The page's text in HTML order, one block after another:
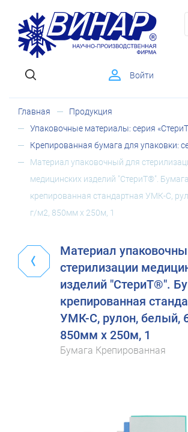
Войти
Главная
Продукция
Упаковочные материалы: серия
Крепированная бумага для упаковки:
Материал упаковочный для
медицинских изделий "СтериТ®". Бумага
крепированная стандартная УМК-С,
г/м2, 850мм х 250м, 1
Материал
стерилизации
изделий "СтериТ®".
крепированная
УМК-С, рулон, белый,
850мм х 250м, 1
Бумага Крепированная